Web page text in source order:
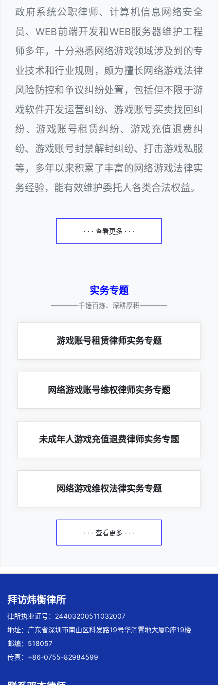
政府系统公职律师、计算机信息网络安全
员、WEB前端开发和WEB服务器维护工程
师多年，十分熟悉网络游戏领域涉及到的专
业技术和行业规则，颇为擅长网络游戏法律
风险防控和争议纠纷处置，包括但不限于游
戏软件开发运营纠纷、游戏账号买卖找回纠
纷、游戏账号租赁纠纷、游戏充值退费纠
纷、游戏账号封禁解封纠纷、打击游戏私服
等，多年以来积累了丰富的网络游戏法律实
务经验，能有效维护委托人各类合法权益。
· · · 查看更多 · · ·
实务专题
————千锤百炼、深耕厚积————
游戏账号租赁律师实务专题
网络游戏账号维权律师实务专题
未成年人游戏充值退费律师实务专题
网络游戏维权法律实务专题
· · · 查看更多 · · ·
拜访炜衡律所
律所执业证号：24403200511032007
地址：广东省深圳市南山区科发路19号华润置地大厦D座19楼
邮编：518057
传真：+86-0755-82984599